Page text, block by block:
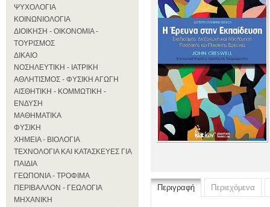
ΨΥΧΟΛΟΓΙΑ
ΚΟΙΝΩΝΙΟΛΟΓΙΑ
ΔΙΟΙΚΗΣΗ - ΟΙΚΟΝΟΜΙΑ -
ΤΟΥΡΙΣΜΟΣ
ΔΙΚΑΙΟ
ΝΟΣΗΛΕΥΤΙΚΗ - ΙΑΤΡΙΚΗ
ΑΘΛΗΤΙΣΜΟΣ - ΦΥΣΙΚΗ ΑΓΩΓΗ
ΑΙΣΘΗΤΙΚΗ - ΚΟΜΜΩΤΙΚΗ -
ΕΝΔΥΣΗ
ΜΑΘΗΜΑΤΙΚΑ
ΦΥΣΙΚΗ
ΧΗΜΕΙΑ - ΒΙΟΛΟΓΙΑ
ΤΕΧΝΟΛΟΓΙΑ ΚΑΙ ΚΑΤΑΣΚΕΥΕΣ ΓΙΑ
ΠΑΙΔΙΑ
ΓΕΩΠΟΝΙΑ - ΤΡΟΦΙΜΑ
ΠΕΡΙΒΑΛΛΟΝ - ΓΕΩΛΟΓΙΑ
ΜΗΧΑΝΙΚΗ
Περιγραφή Περιεχόμενα